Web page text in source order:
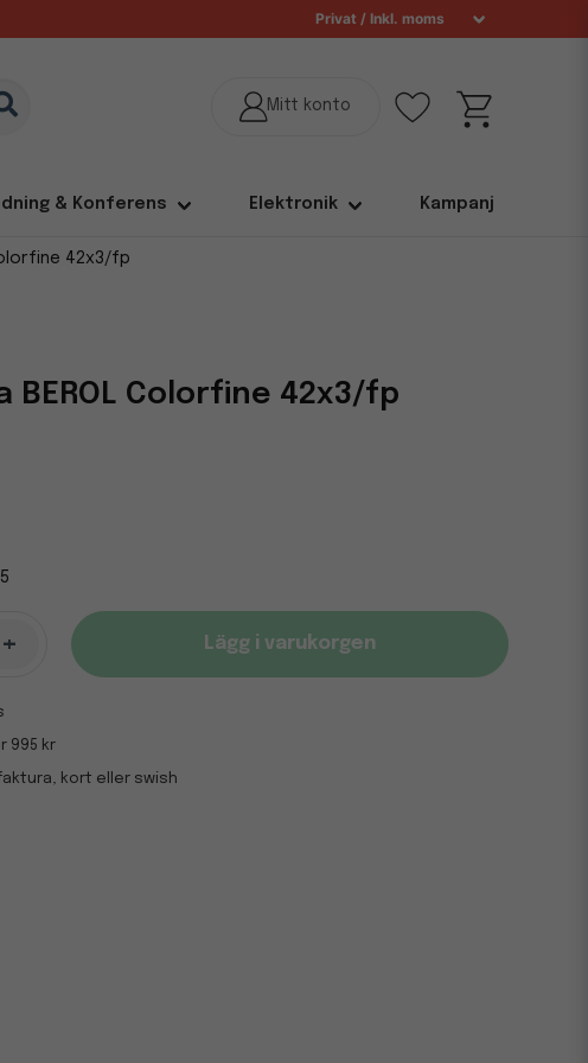
& Konferens Elektronik Kampanj
42x3/fp
BEROL Colorfine 42x3/fp
+ Lägg i varukorgen
995 kr
kort eller swish